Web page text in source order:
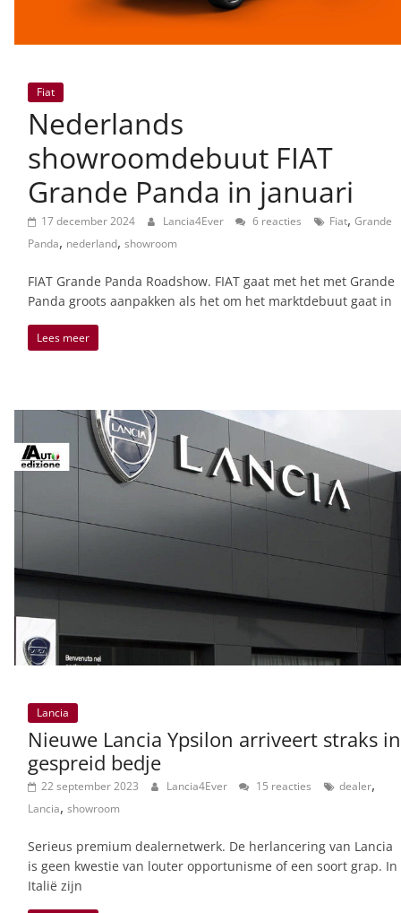
Fiat
Nederlands
showroomdebuut FIAT
Grande Panda in januari
17 december 2024 Lancia4Ever 6 reacties Fiat, Grande
Panda, nederland, showroom
FIAT Grande Panda Roadshow. FIAT gaat met het met Grande
Panda groots aanpakken als het om het marktdebuut gaat in
Lees meer
Lancia
Nieuwe Lancia Ypsilon arriveert straks in
gespreid bedje
22 september 2023 Lancia4Ever 15 reacties dealer,
Lancia, showroom
Serieus premium dealernetwerk. De herlancering van Lancia
is geen kwestie van louter opportunisme of een soort grap. In
Italië zijn